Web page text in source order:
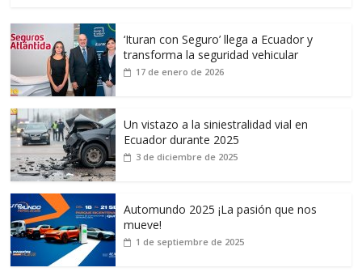
‘Ituran con Seguro’ llega a Ecuador y
transforma la seguridad vehicular
17 de enero de 2026
Un vistazo a la siniestralidad vial en
Ecuador durante 2025
3 de diciembre de 2025
Automundo 2025 ¡La pasión que nos
mueve!
1 de septiembre de 2025